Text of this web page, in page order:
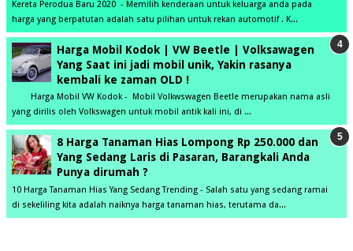
Kereta Perodua Baru 2020 - Memilih kenderaan untuk keluarga anda pada
harga yang berpatutan adalah satu pilihan untuk rekan automotif . K...
Harga Mobil Kodok | VW Beetle | Volksawagen
Yang Saat ini jadi mobil unik, Yakin rasanya
kembali ke zaman OLD !
Harga Mobil VW Kodok - Mobil Volkwswagen Beetle merupakan nama asli
yang dirilis oleh Volkswagen untuk mobil antik kali ini, di ...
8 Harga Tanaman Hias Lompong Rp 250.000 dan
Yang Sedang Laris di Pasaran, Barangkali Anda
Punya dirumah ?
10 Harga Tanaman Hias Yang Sedang Trending - Salah satu yang sedang ramai
di sekeliling kita adalah naiknya harga tanaman hias, terutama da...